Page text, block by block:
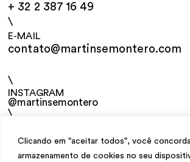
Clicando em "aceitar todos", você
armazenamento de cookies no seu
+ 32 2 387 16 49
\
E-MAIL
contato@martinsemontero.com
\
INSTAGRAM
@martinsemontero
\